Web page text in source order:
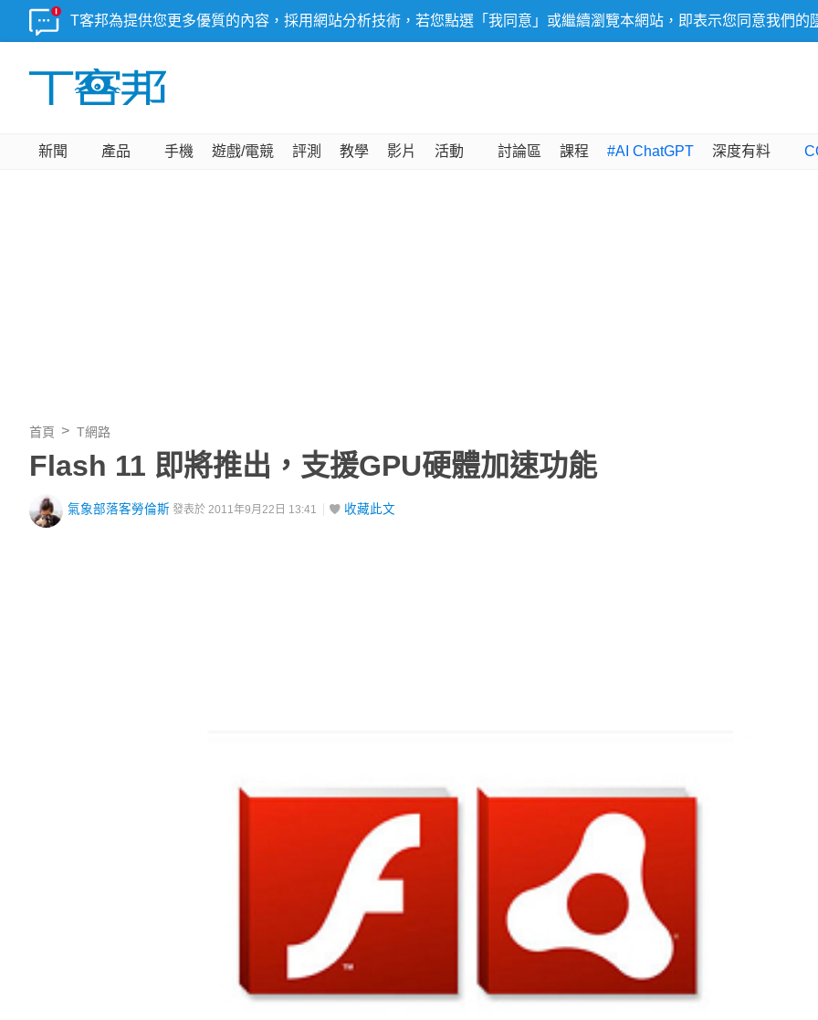
T客邦為提供您更多優質的內容，採用網站分析技術，若您點選「我同意」或繼續瀏覽本網站，即表示您同意我們的
新聞 產品 手機 遊戲/電競 評測 教學 影片 活動 討論區 課程 #AI ChatGPT 深度有料
首頁 T網路
Flash 11 即將推出，支援GPU硬體加速功能
氣象部落客勞倫斯 發表於 2011年9月22日 13:41 收藏此文